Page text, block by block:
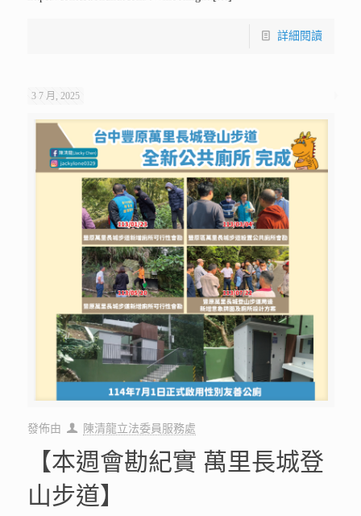
詳細閱讀
3 7 月, 2025
發佈由 陳清龍立法委員服務處
【本週會勘紀實 萬里長城登
山步道】